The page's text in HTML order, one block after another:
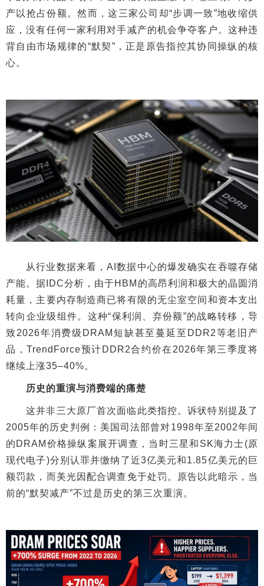
产以抢占份额。然而，这三家公司却“步调一致”地收缩供
应，没有任何一家利用对手减产的机会争夺客户。这种违
背自由市场规律的“默契”，正是原告指控其协同操纵的核
心。
从行业数据来看，AI数据中心的爆发确实在吞噬存储
产能。据IDC分析，由于HBM的高昂利润和极大的晶圆消
耗量，主要内存制造商已将有限的无尘室空间和资本支出
转向企业级组件。这种“保利润、弃份额”的战略转移，导
致2026年消费级DRAM短缺甚至蔓延至DDR2等老旧产
品，TrendForce预计DDR2合约价在2026年第三季度将
继续上涨35–40%。
历史的重演与消费端的痛楚
这并非三大原厂首次面临此类指控。诉状特别提及了
2005年的历史判例：美国司法部曾对1998年至2002年间
的DRAM价格操纵案展开调查，当时三星和SK海力士(原
现代电子)分别认罪并缴纳了近3亿美元和1.85亿美元的巨
额罚款，而美光因配合调查免于处罚。原告以此暗示，当
前的“默契减产”不过是历史的第三次重演。